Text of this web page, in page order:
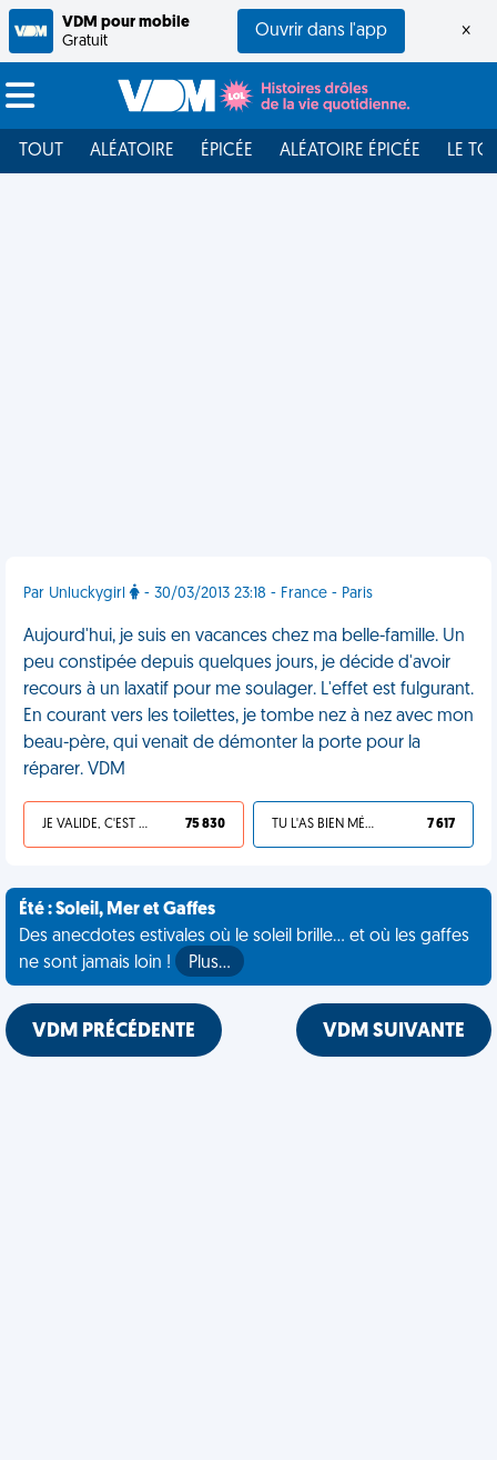
VDM pour mobile
Gratuit
Ouvrir dans l'app ×
TOUT ALÉATOIRE ÉPICÉE ALÉATOIRE ÉPICÉE LE
Par Unluckygirl - 30/03/2013 23:18 - France - Paris
Aujourd'hui, je suis en vacances chez ma belle-famille. Un
peu constipée depuis quelques jours, je décide d'avoir
recours à un laxatif pour me soulager. L'effet est fulgurant.
En courant vers les toilettes, je tombe nez à nez avec mon
beau-père, qui venait de démonter la porte pour la
réparer. VDM
JE VALIDE, C'EST UNE VDM 75 830 TU L'AS BIEN MÉRITÉ 7 617
Été : Soleil, Mer et Gaffes
Des anecdotes estivales où le soleil brille... et où les gaffes
ne sont jamais loin !
Plus…
VDM PRÉCÉDENTE VDM SUIVANTE